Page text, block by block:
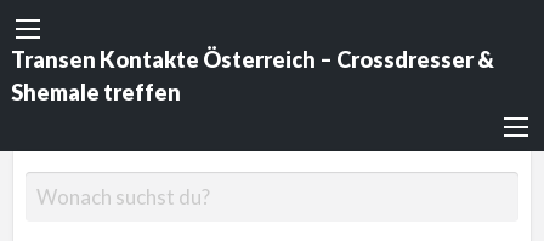
Transen Kontakte Österreich – Crossdresser &
Shemale treffen